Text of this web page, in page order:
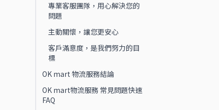
專業客服團隊，用心解決您的
問題
主動關懷，讓您更安心
客戶滿意度，是我們努力的目
標
OK mart 物流服務結論
OK mart物流服務 常見問題快速
FAQ